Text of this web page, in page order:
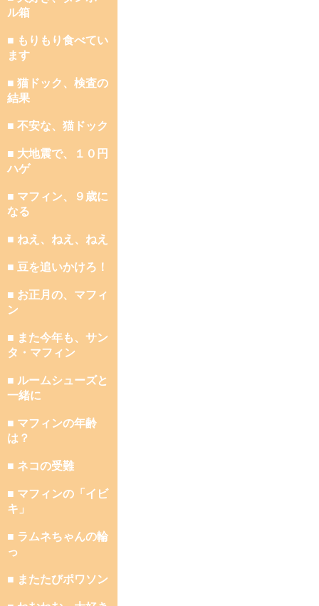
ル箱
■ もりもり食べてい
ます
■ 猫ドック、検査の
結果
■ 不安な、猫ドック
■ 大地震で、１０円
ハゲ
■ マフィン、９歳に
なる
■ ねえ、ねえ、ねえ
■ 豆を追いかけろ！
■ お正月の、マフィ
ン
■ また今年も、サン
タ・マフィン
■ ルームシューズと
一緒に
■ マフィンの年齢
は？
■ ネコの受難
■ マフィンの「イビ
キ」
■ ラムネちゃんの輪
っ
■ またたびポワソン